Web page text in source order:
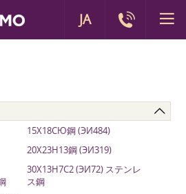
15Х18СЮ鋼 (ЭИ484)
20Х23Н13鋼 (ЭИ319)
30Х13Н7С2 (ЭИ72) ステンレ
ス鋼
JA